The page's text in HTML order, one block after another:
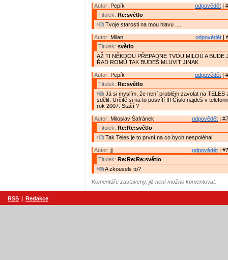
odpovědět |
Autor: Pepík
Titulek: Re:světlo
Tvoje starosti na mou hlavu ....
odpovědět |
Autor: Milan
Titulek: světlo
AŽ TI NĚKDOU PŘEPADNE TVOU MILOU A BUDE
ŘAD ROMŮ TAK BUDEŠ MLUVIT JINAK
odpovědět |
Autor: Pepík
Titulek: Re:světlo
Já si myslím, že není problém zavolat na TELES
sdělit. Určitě si na to posvítí !!! Číslo najdeš v
rok 2007. Stačí ?
odpovědět |
Autor: Miloslav Šafránek
Titulek: Re:Re:světlo
Tak Teles je to první na co bych nespoléhal
odpovědět |
Autor: jj
Titulek: Re:Re:Re:světlo
A zkousels to?
Komentáře zastaveny, již není možno komentovat.
RSS | Redakce